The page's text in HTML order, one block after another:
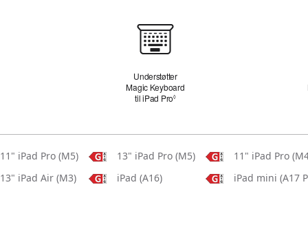
Tastatur
Understøtter
Magic Keyboard
til iPad Pro◊Se ansvarsfraskrivelser
11" iPad Pro (M5) 13" iPad Pro (M5)
11" iPad Pro
13" iPad Air (M3)
iPad (A16) iPad mini (A17